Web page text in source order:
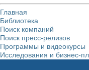
Главная
Библиотека
Поиск компаний
Поиск пресс-релизов
Программы и видеокурсы
Исследования и бизнес-